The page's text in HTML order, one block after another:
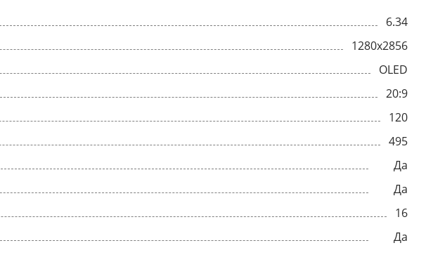
6.34
1280x2856
OLED
20:9
120
495
Да
Да
16
Да